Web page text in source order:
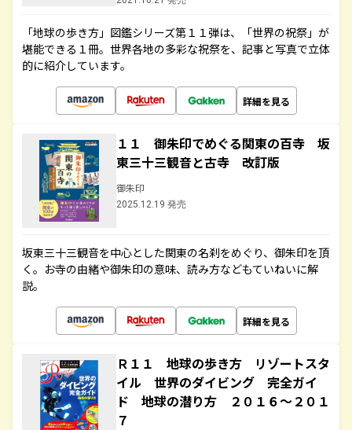
「地球の歩き方」図鑑シリーズ第１１弾は、「世界の祝祭」が
堪能できる１冊。世界各地の多彩な祝祭を、記事と写真で立体
的に紹介しています。
詳細を見る
１１ 御朱印でめぐる関東の百寺 坂
東三十三観音と古寺 改訂版
御朱印
2025.12.19 発売
坂東三十三観音を中心とした関東の名刹をめぐり、御朱印を頂
く。お寺の由緒や御朱印の意味、読み方などもていねいに解
説。
詳細を見る
Ｒ１１ 地球の歩き方 リゾートスタ
イル 世界のダイビング 完全ガイ
ド 地球の潜り方 ２０１６～２０１
７